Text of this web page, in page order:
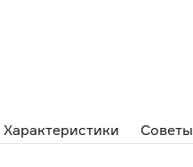
Характеристики Советы